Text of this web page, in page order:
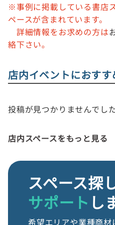
※事例に掲載している書店
ペースが含まれています。
詳細情報をお求めの方は
絡下さい。
店内イベントにおすす
投稿が見つかりませんでした
店内スペースをもっと見る
スペース探
サポート し
希望エリアや業種商材